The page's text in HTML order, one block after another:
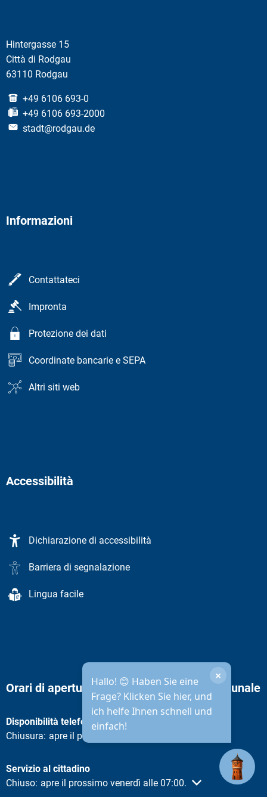
Hintergasse 15
Città di Rodgau
63110 Rodgau
+49 6106 693-0
+49 6106 693-2000
stadt@rodgau.de
Informazioni
Contattateci
Impronta
Protezione dei dati
Coordinate bancarie e SEPA
Altri siti web
Accessibilità
Dichiarazione di accessibilità
Barriera di segnalazione
Lingua facile
Hallo! 😊 Haben Sie eine
Frage? Klicken Sie hier, und
ich helfe Ihnen schnell und
einfach!
×
Orari di apertura dell'amministrazione comunale
Disponibilità telefonica
Fare clic per nascondere altri orari di apertura o chiusura
Chiusura: apre il prossimo venerdì alle 08:30
Servizio al cittadino
Fare clic per nascondere altri orari di apertura o chiusura
Chiuso: apre il prossimo venerdì alle 07:00.